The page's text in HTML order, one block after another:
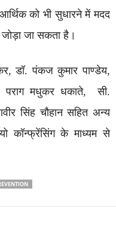
को भी सुधारने में मदद
जोड़ा जा सकता है।
डॉ. पंकज कुमार पाण्डेय,
पराग मधुकर धकाते, सी.
सिंह चौहान सहित अन्य
कॉन्फ्रेंसिंग के माध्यम से